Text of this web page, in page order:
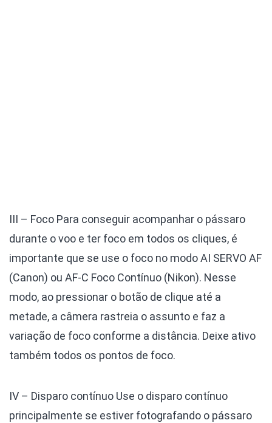
III – Foco Para conseguir acompanhar o pássaro
durante o voo e ter foco em todos os cliques, é
importante que se use o foco no modo AI SERVO AF
(Canon) ou AF-C Foco Contínuo (Nikon). Nesse
modo, ao pressionar o botão de clique até a
metade, a câmera rastreia o assunto e faz a
variação de foco conforme a distância. Deixe ativo
também todos os pontos de foco.
IV – Disparo contínuo Use o disparo contínuo
principalmente se estiver fotografando o pássaro